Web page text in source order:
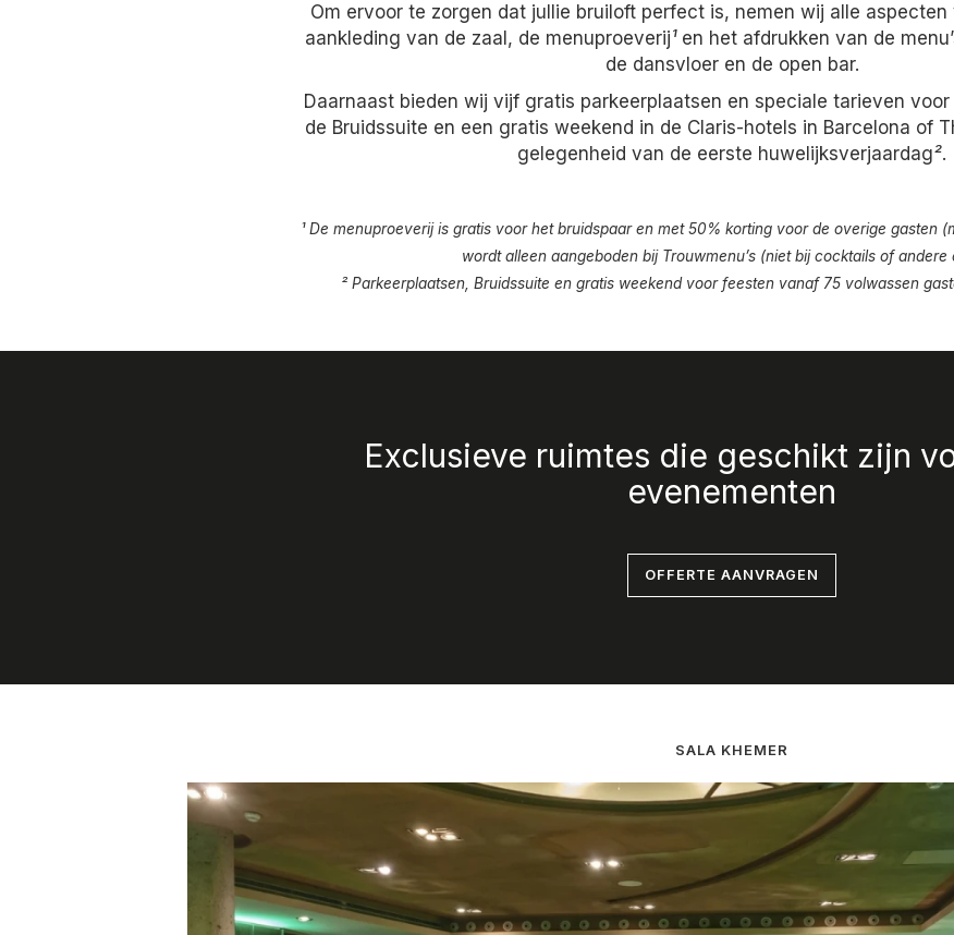
Om ervoor te zorgen dat jullie bruiloft perfect is, nemen wij alle aspecten
aankleding van de zaal, de menuproeverij¹en het afdrukken van de
de dansvloer en de open bar.
Daarnaast bieden wij vijf gratis parkeerplaatsen en speciale tarieven
de Bruidssuite en een gratis weekend in de Claris-hotels in Barcelona of
gelegenheid van de eerste huwelijksverjaardag².
¹ De menuproeverij is gratis voor het bruidspaar en met 50% korting voor de overige gasten
wordt alleen aangeboden bij Trouwmenu’s (niet bij cocktails of andere
² Parkeerplaatsen, Bruidssuite en gratis weekend voor feesten vanaf 75 volwassen
Exclusieve ruimtes die geschikt zijn
evenementen
OFFERTE AANVRAGEN
SALA KHEMER